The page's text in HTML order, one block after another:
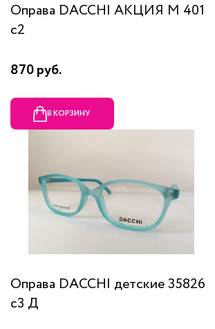
Оправа DACCHI АКЦИЯ М 401
c2
870 руб.
В КОРЗИНУ
Оправа DACCHI детские 35826
c3 Д